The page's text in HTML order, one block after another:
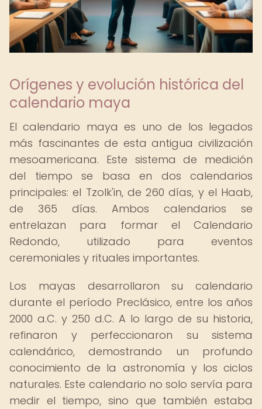
Orígenes y evolución histórica del
calendario maya
El calendario maya es uno de los legados
más fascinantes de esta antigua civilización
mesoamericana. Este sistema de medición
del tiempo se basa en dos calendarios
principales: el Tzolk'in, de 260 días, y el Haab,
de 365 días. Ambos calendarios se
entrelazan para formar el Calendario
Redondo, utilizado para eventos
ceremoniales y rituales importantes.
Los mayas desarrollaron su calendario
durante el período Preclásico, entre los años
2000 a.C. y 250 d.C. A lo largo de su historia,
refinaron y perfeccionaron su sistema
calendárico, demostrando un profundo
conocimiento de la astronomía y los ciclos
naturales. Este calendario no solo servía para
medir el tiempo, sino que también estaba